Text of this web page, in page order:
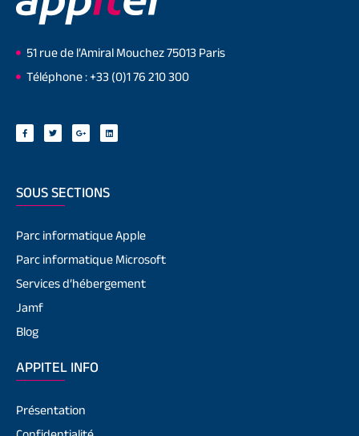
51 rue de l’Amiral Mouchez 75013 Paris
Téléphone : +33 (0)1 76 210 300
SOUS SECTIONS
Parc informatique Apple
Parc informatique Microsoft
Services d’hébergement
Jamf
Blog
APPITEL INFO
Présentation